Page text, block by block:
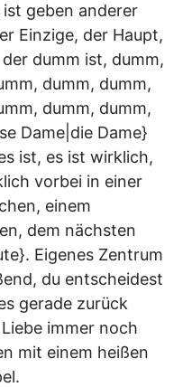
geben anderer
Einzige, der Haupt,
dumm ist, dumm,
dumm, dumm,
dumm, dumm,
Dame|die Dame}
ist, es ist wirklich,
vorbei in einer
einem
dem nächsten
Eigenes Zentrum
du entscheidest
gerade zurück
immer noch
mit einem heißen